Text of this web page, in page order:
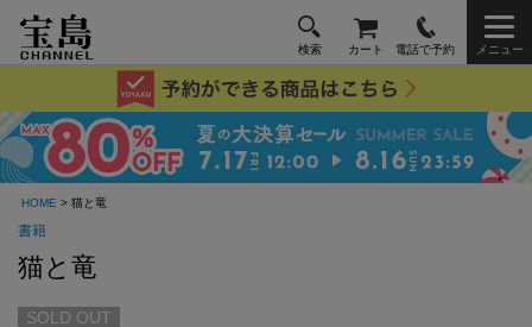
検索 カート 電話で予約 メニュー
HOME > 猫と竜
書籍
猫と竜
SOLD OUT